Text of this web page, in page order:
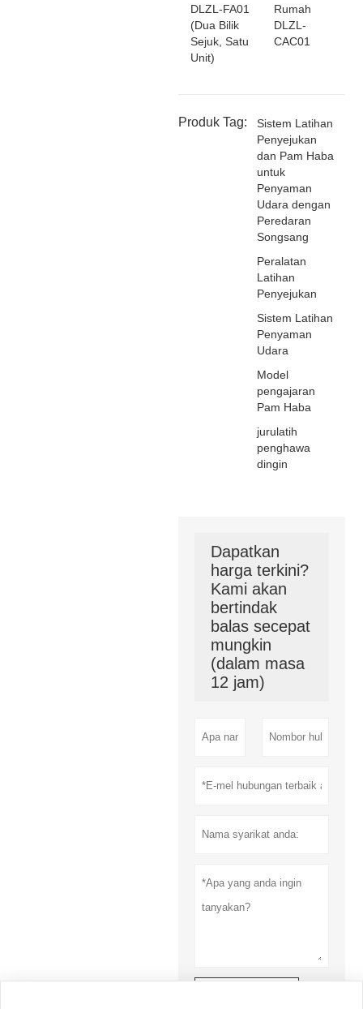
DLZL-FA01
(Dua Bilik
Sejuk, Satu
Unit)
Rumah
DLZL-
CAC01
Produk Tag:
Sistem Latihan
Penyejukan
dan Pam Haba
untuk
Penyaman
Udara dengan
Peredaran
Songsang
Peralatan
Latihan
Penyejukan
Sistem Latihan
Penyaman
Udara
Model
pengajaran
Pam Haba
jurulatih
penghawa
dingin
Dapatkan
harga terkini?
Kami akan
bertindak
balas secepat
mungkin
(dalam masa
12 jam)